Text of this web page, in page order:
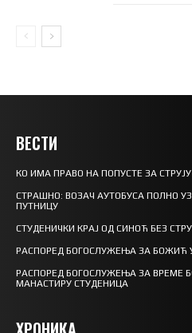
ВЕСТИ
КО ИМА ПРАВО НА ПОПУСТЕ ЗА
СТРАШНО: ВОЗАЧ АУТОБУСА ПОЛНО
ПУТНИЦУ
СТУДЕНИЧКИ КРАЈ ОД СИНОЋ БЕЗ
РАСПОРЕД БОГОСЛУЖЕЊА ЗА БОЖИЋ
РАСПОРЕД БОГОСЛУЖЕЊА ЗА ВРЕМЕ
МАНАСТИРУ СТУДЕНИЦА